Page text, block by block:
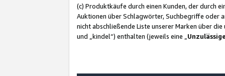
(c) Produktkäufe durch einen Kunden, der durch
Auktionen über Schlagwörter, Suchbegriffe oder
nicht abschließende Liste unserer Marken über
und „kindel“) enthalten (jeweils eine „